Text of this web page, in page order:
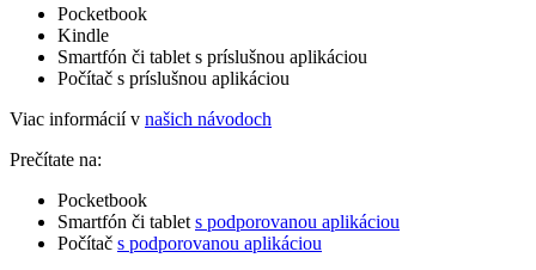
Pocketbook
Kindle
Smartfón či tablet s príslušnou aplikáciou
Počítač s príslušnou aplikáciou
Viac informácií v našich návodoch
Prečítate na:
Pocketbook
Smartfón či tablet s podporovanou aplikáciou
Počítač s podporovanou aplikáciou